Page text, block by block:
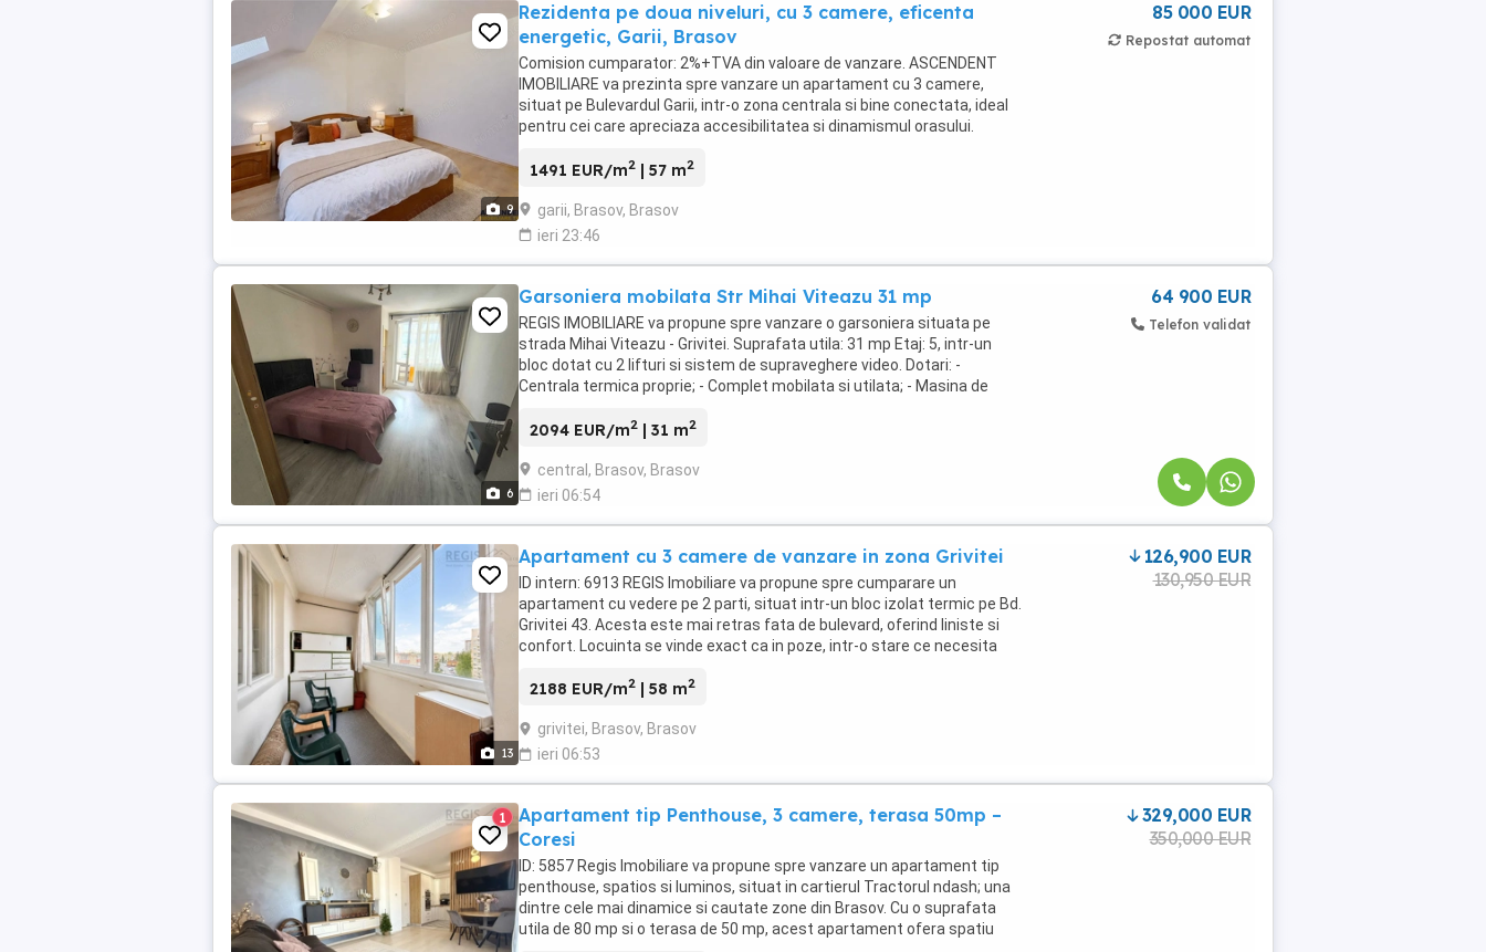
9
Rezidenta pe doua niveluri, cu 3 camere, eficenta
energetic, Garii, Brasov
Comision cumparator: 2%+TVA din valoare de vanzare. ASCENDENT
IMOBILIARE va prezinta spre vanzare un apartament cu 3 camere,
situat pe Bulevardul Garii, intr-o zona centrala si bine conectata, ideal
pentru cei care apreciaza accesibilitatea si dinamismul orasului.
1491 EUR/m2 | 57 m2
garii, Brasov, Brasov
ieri 23:46
85 000 EUR
Repostat automat
6
Garsoniera mobilata Str Mihai Viteazu 31 mp
REGIS IMOBILIARE va propune spre vanzare o garsoniera situata pe
strada Mihai Viteazu - Grivitei. Suprafata utila: 31 mp Etaj: 5, intr-un
bloc dotat cu 2 lifturi si sistem de supraveghere video. Dotari: -
Centrala termica proprie; - Complet mobilata si utilata; - Masina de
2094 EUR/m2 | 31 m2
central, Brasov, Brasov
ieri 06:54
64 900 EUR
Telefon validat
13
Apartament cu 3 camere de vanzare in zona Grivitei
ID intern: 6913 REGIS Imobiliare va propune spre cumparare un
apartament cu vedere pe 2 parti, situat intr-un bloc izolat termic pe Bd.
Grivitei 43. Acesta este mai retras fata de bulevard, oferind liniste si
confort. Locuinta se vinde exact ca in poze, intr-o stare ce necesita
2188 EUR/m2 | 58 m2
grivitei, Brasov, Brasov
ieri 06:53
126,900 EUR
130,950 EUR
1
Apartament tip Penthouse, 3 camere, terasa 50mp –
Coresi
ID: 5857 Regis Imobiliare va propune spre vanzare un apartament tip
penthouse, spatios si luminos, situat in cartierul Tractorul ndash; una
dintre cele mai dinamice si cautate zone din Brasov. Cu o suprafata
utila de 80 mp si o terasa de 50 mp, acest apartament ofera spatiu
329,000 EUR
350,000 EUR